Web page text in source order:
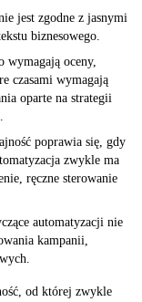
jest zgodne z jasnymi
biznesowego.
wymagają oceny,
czasami wymagają
oparte na strategii
poprawia się, gdy
zwykle ma
ręczne sterowanie
automatyzacji nie
kampanii,
od której zwykle